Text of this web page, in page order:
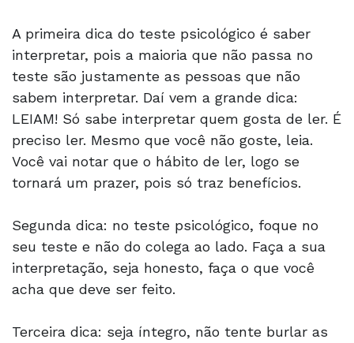
A primeira dica do teste psicológico é saber
interpretar, pois a maioria que não passa no
teste são justamente as pessoas que não
sabem interpretar. Daí vem a grande dica:
LEIAM! Só sabe interpretar quem gosta de ler. É
preciso ler. Mesmo que você não goste, leia.
Você vai notar que o hábito de ler, logo se
tornará um prazer, pois só traz benefícios.
Segunda dica: no teste psicológico, foque no
seu teste e não do colega ao lado. Faça a sua
interpretação, seja honesto, faça o que você
acha que deve ser feito.
Terceira dica: seja íntegro, não tente burlar as